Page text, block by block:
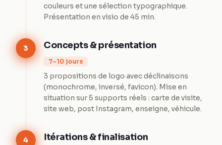
couleurs et une sélection typographique.
Présentation en visio de 45 min.
3 Concepts & présentation
7–10 jours
3 propositions de logo avec déclinaisons
(monochrome, inversé, favicon). Mise en
situation sur 5 supports réels : carte de visite,
site web, post Instagram, enseigne, véhicule.
4 Itérations & finalisation